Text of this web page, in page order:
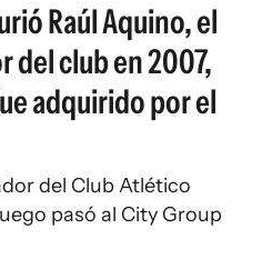
Raúl Aquino, el
del club en 2007,
adquirido por el
del Club Atlético
pasó al City Group